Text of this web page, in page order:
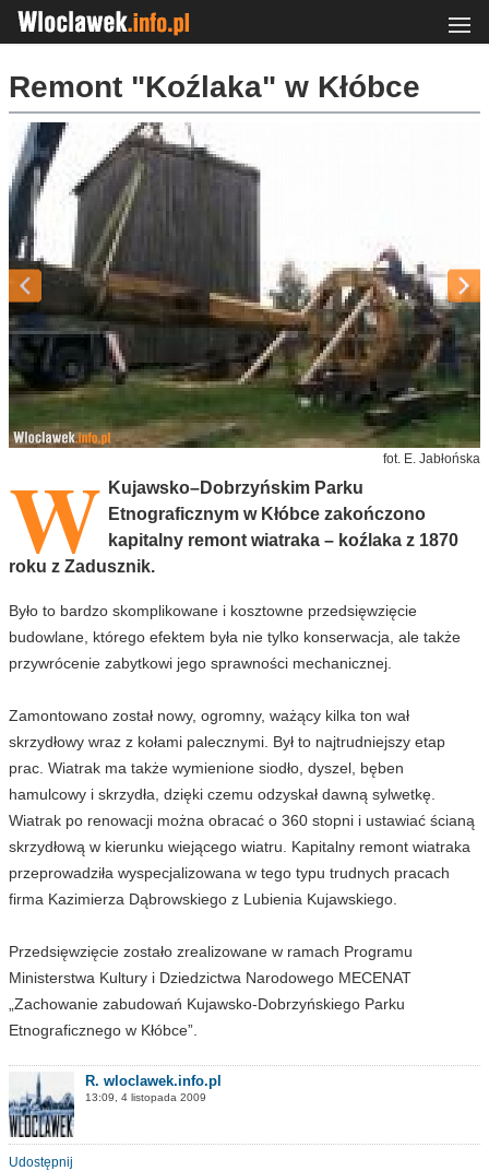
Remont "Koźlaka" w Kłóbce
fot. E. Jabłońska
W Kujawsko–Dobrzyńskim Parku
Etnograficznym w Kłóbce zakończono
kapitalny remont wiatraka – koźlaka z 1870
roku z Zadusznik.
Było to bardzo skomplikowane i kosztowne przedsięwzięcie
budowlane, którego efektem była nie tylko konserwacja, ale także
przywrócenie zabytkowi jego sprawności mechanicznej.
Zamontowano został nowy, ogromny, ważący kilka ton wał
skrzydłowy wraz z kołami palecznymi. Był to najtrudniejszy etap
prac. Wiatrak ma także wymienione siodło, dyszel, bęben
hamulcowy i skrzydła, dzięki czemu odzyskał dawną sylwetkę.
Wiatrak po renowacji można obracać o 360 stopni i ustawiać ścianą
skrzydłową w kierunku wiejącego wiatru. Kapitalny remont wiatraka
przeprowadziła wyspecjalizowana w tego typu trudnych pracach
firma Kazimierza Dąbrowskiego z Lubienia Kujawskiego.
Przedsięwzięcie zostało zrealizowane w ramach Programu
Ministerstwa Kultury i Dziedzictwa Narodowego MECENAT
„Zachowanie zabudowań Kujawsko-Dobrzyńskiego Parku
Etnograficznego w Kłóbce”.
R. wloclawek.info.pl
13:09, 4 listopada 2009
Udostępnij